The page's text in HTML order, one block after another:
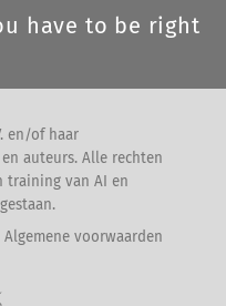
have to be right
en/of haar
auteurs. Alle rechten
training van AI en
Algemene voorwaarden